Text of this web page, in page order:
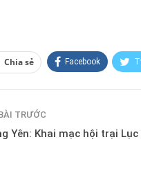
Chia sẻ Facebook
TRƯỚC
Yên: Khai mạc hội trại Lục